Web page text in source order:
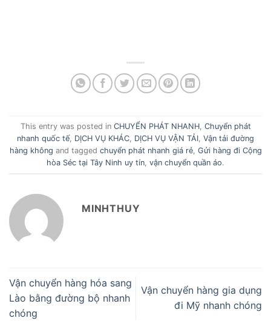
This entry was posted in CHUYỂN PHÁT NHANH, Chuyển phát
nhanh quốc tế, DỊCH VỤ KHÁC DỊCH VỤ VẬN TẢI Vận tải đường
hàng không and tagged chuyển phát nhanh giá rẻ, Gửi hàng đi Cộng
hòa Séc tại Tây Ninh uy tín vận chuyển quần áo.
MINHTHUY
Vận chuyển hàng hóa sang
Lào bằng đường bộ nhanh
chóng
Vận chuyển hàng gia dụng
đi Mỹ nhanh chóng